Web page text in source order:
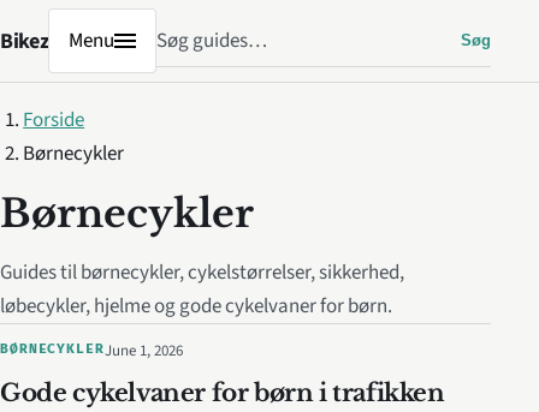
Bikez Søg Søg
Menu
Forside
Børnecykler
Børnecykler
Guides til børnecykler, cykelstørrelser, sikkerhed,
løbecykler, hjelme og gode cykelvaner for børn.
BØRNECYKLERJune 1, 2026
Gode cykelvaner for børn i trafikken